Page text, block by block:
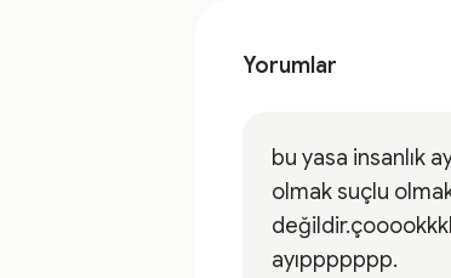
Yorumlar
bu yasa insanlık ayıbıdır. borçlu
olmak suçlu
ayıppppppp.